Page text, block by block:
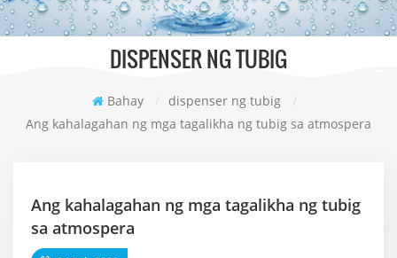
DISPENSER NG TUBIG
Bahay / dispenser ng tubig
/
Ang kahalagahan ng mga tagalikha ng tubig sa atmospera
Ang kahalagahan ng mga tagalikha ng tubig
sa atmospera